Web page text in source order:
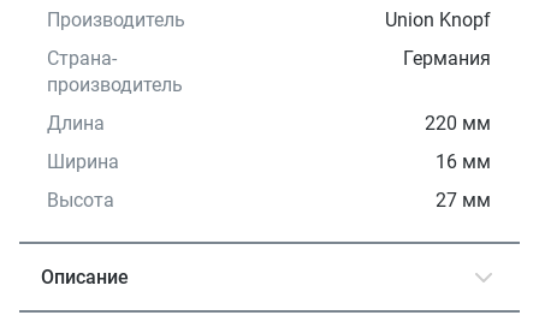
Производитель
Union Knopf
Страна-
производитель
Германия
Длина
220 мм
Ширина
16 мм
Высота
27 мм
Описание